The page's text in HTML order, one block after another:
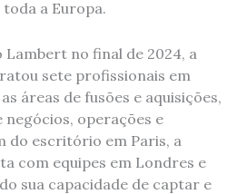
a Europa.
Lambert no final de 2024, a
sete profissionais em
áreas de fusões e aquisições,
negócios, operações e
do escritório em Paris, a
com equipes em Londres e
sua capacidade de captar e